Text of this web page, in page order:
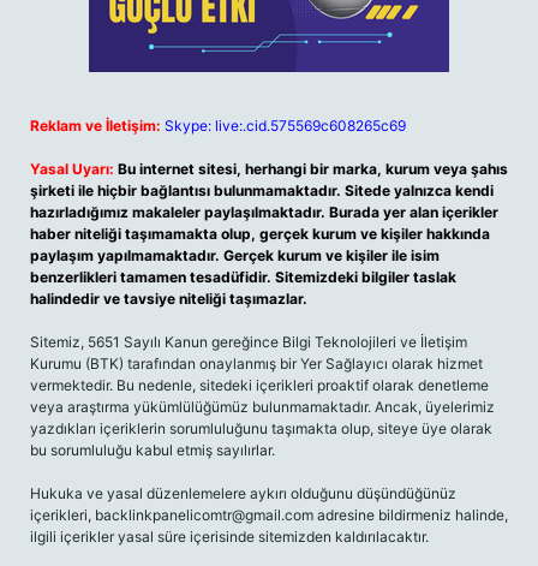
Reklam ve İletişim: Skype: live:.cid.575569c608265c69
Yasal Uyarı: Bu internet sitesi, herhangi bir marka, kurum veya şahıs
şirketi ile hiçbir bağlantısı bulunmamaktadır. Sitede yalnızca kendi
hazırladığımız makaleler paylaşılmaktadır. Burada yer alan içerikler
haber niteliği taşımamakta olup, gerçek kurum ve kişiler hakkında
paylaşım yapılmamaktadır. Gerçek kurum ve kişiler ile isim
benzerlikleri tamamen tesadüfidir. Sitemizdeki bilgiler taslak
halindedir ve tavsiye niteliği taşımazlar.
Sitemiz, 5651 Sayılı Kanun gereğince Bilgi Teknolojileri ve İletişim
Kurumu (BTK) tarafından onaylanmış bir Yer Sağlayıcı olarak hizmet
vermektedir. Bu nedenle, sitedeki içerikleri proaktif olarak denetleme
veya araştırma yükümlülüğümüz bulunmamaktadır. Ancak, üyelerimiz
yazdıkları içeriklerin sorumluluğunu taşımakta olup, siteye üye olarak
bu sorumluluğu kabul etmiş sayılırlar.
Hukuka ve yasal düzenlemelere aykırı olduğunu düşündüğünüz
içerikleri, backlinkpanelicomtr@gmail.com adresine bildirmeniz halinde,
ilgili içerikler yasal süre içerisinde sitemizden kaldırılacaktır.